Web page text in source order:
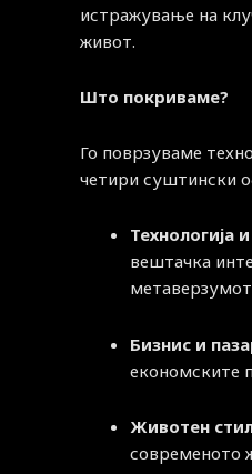
истражување на
живот.
Што покриваме?
Го поврзуваме
четири суштински
Технологија
вештачка
Бизнис и
економските
Животен
современото